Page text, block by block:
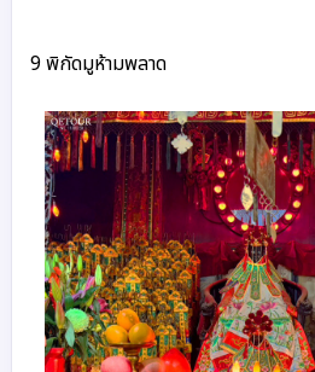
9 พิกัดมูห้ามพลาด